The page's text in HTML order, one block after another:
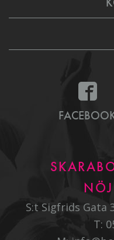
S:t Sigfrids Gata
T: